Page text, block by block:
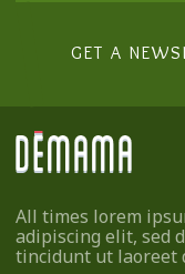
GET A
All times lorem
adipiscing elit, sed
tincidunt ut laoreet